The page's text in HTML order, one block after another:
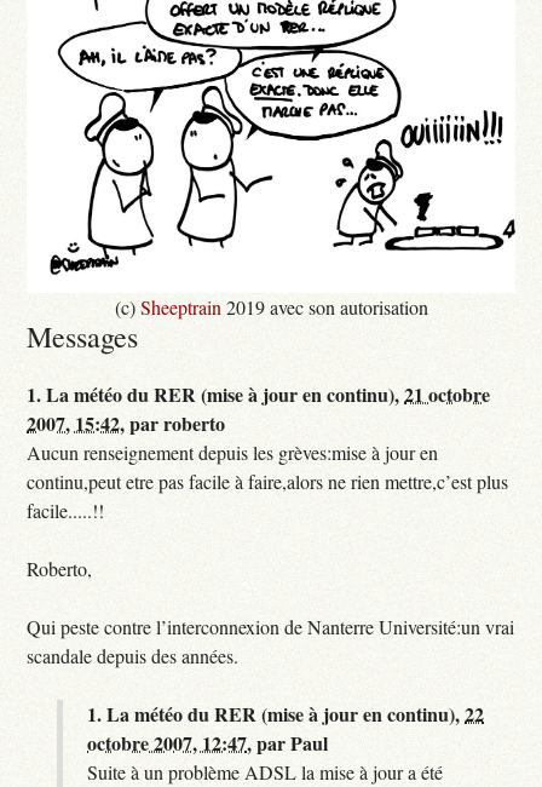
(c)Sheeptrain 2019 avec son autorisation
Messages
1.La météo du RER (mise à jour en continu),21 octobre
2007, 15:42,parroberto
Aucun renseignement depuis les grèves:mise à jour en
continu,peut etre pas facile à faire,alors ne rien mettre,c’est plus
facile.....!!
Roberto,
Qui peste contre l’interconnexion de Nanterre Université:un vrai
scandale depuis des années.
1.La météo du RER (mise à jour en continu),22
octobre 2007, 12:47,parPaul
Suite à un problème ADSL la mise à jour a été